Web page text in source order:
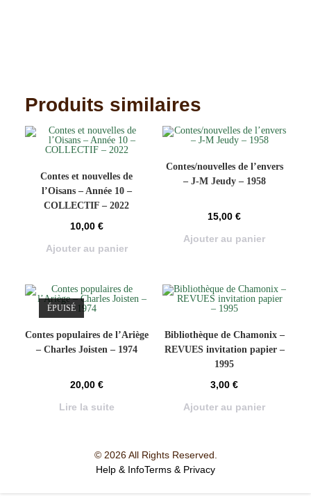
Produits similaires
Contes et nouvelles de
l’Oisans – Année 10 –
COLLECTIF – 2022
10,00 €
Ajouter au panier
Contes/nouvelles de l’envers
– J-M Jeudy – 1958
15,00€
Ajouter au panier
ÉPUISÉ
Contes populaires de l’Ariège
– Charles Joisten – 1974
20,00 €
Lire la suite
Bibliothèque de Chamonix –
REVUES invitation papier –
1995
3,00€
Ajouter au panier
© 2026 All Rights Reserved.
Help & InfoTerms & Privacy